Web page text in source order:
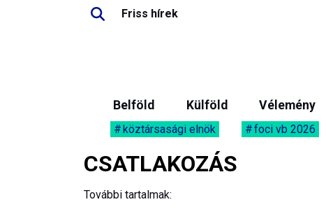
Friss hírek
Belföld Külföld Vélemény
köztársasági elnök foci vb 2026
CSATLAKOZÁS
További tartalmak: